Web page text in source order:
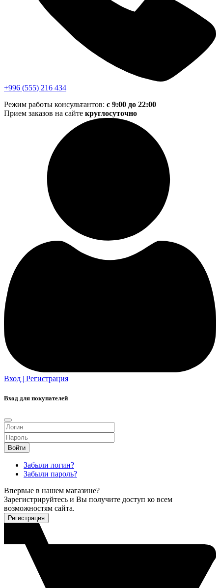
+996 (555) 216 434
Режим работы консультантов: с 9:00 до 22:00
Прием заказов на сайте круглосуточно
Вход | Регистрация
Вход для покупателей
Войти
Забыли логин?
Забыли пароль?
Впервые в нашем магазине?
Зарегистрируйтесь и Вы получите доступ ко всем
возможностям сайта.
Регистрация